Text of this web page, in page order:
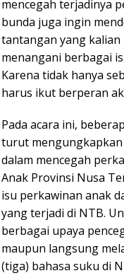
mencegah terjadinya
bunda juga ingin
tantangan yang
menangani berbagai
Karena tidak hanya
harus ikut berperan
Pada acara ini,
turut mengungkapkan
dalam mencegah
Anak Provinsi Nusa
isu perkawinan anak
yang terjadi di NTB.
berbagai upaya
maupun langsung
(tiga) bahasa suku di